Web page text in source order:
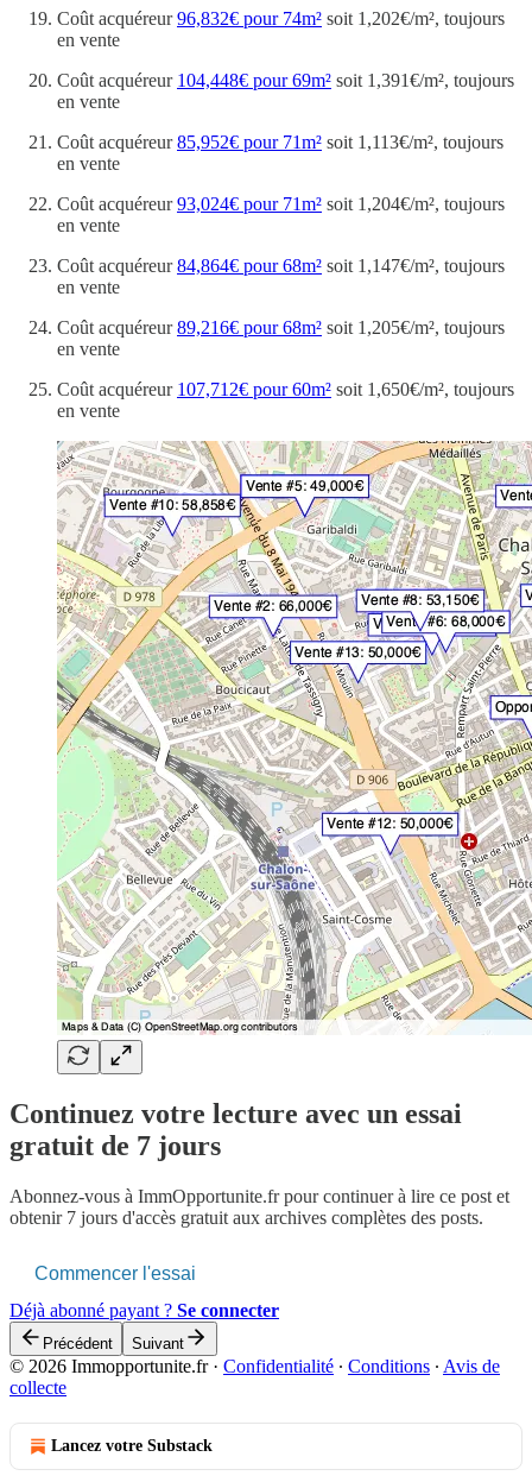
Coût acquéreur96,832€ pour 74m² soit 1,202€/m², toujours
en vente
Coût acquéreur 104,448€ pour 69m² soit 1,391€/m², toujours
en vente
Coût acquéreur85,952€ pour 71m² soit 1,113€/m², toujours
en vente
Coût acquéreur93,024€ pour 71m² soit 1,204€/m², toujours
en vente
Coût acquéreur84,864€ pour 68m² soit 1,147€/m², toujours
en vente
Coût acquéreur89,216€ pour 68m² soit 1,205€/m², toujours
en vente
Coût acquéreur 107,712€ pour 60m² soit 1,650€/m², toujours
en vente
Continuez votre lecture avec un essai
gratuit de 7 jours
Abonnez-vous à ImmOpportunite.frpour continuer à lire ce post et
obtenir 7 jours d'accès gratuit aux archives complètes des posts.
Commencer l'essai
Déjà abonné payant ? Se connecter
Précédent Suivant
© 2026 Immopportunite.fr· Confidentialité ∙ Conditions ∙ Avis de
collecte
Lancez votre Substack